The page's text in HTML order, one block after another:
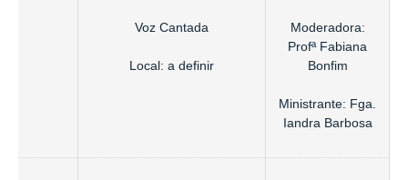
Voz Cantada
Local: a definir
Moderadora:
Profª Fabiana
Bonfim
Ministrante: Fga.
Iandra Barbosa